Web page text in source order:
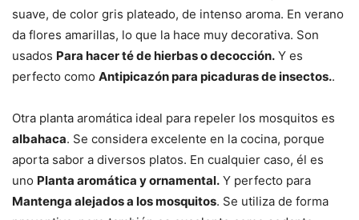
suave, de color gris plateado, de intenso aroma. En verano
da flores amarillas, lo que la hace muy decorativa. Son
usados Para hacer té de hierbas o decocción. Y es
perfecto como Antipicazón para picaduras de insectos..
Otra planta aromática ideal para repeler los mosquitos es
albahaca. Se considera excelente en la cocina, porque
aporta sabor a diversos platos. En cualquier caso, él es
uno Planta aromática y ornamental. Y perfecto para
Mantenga alejados a los mosquitos. Se utiliza de forma